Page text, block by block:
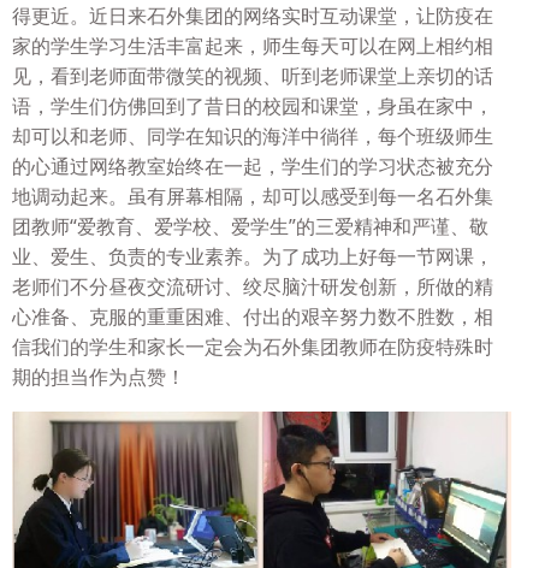
得更近。近日来石外集团的网络实时互动课堂，让防疫在
家的学生学习生活丰富起来，师生每天可以在网上相约相
见，看到老师面带微笑的视频、听到老师课堂上亲切的话
语，学生们仿佛回到了昔日的校园和课堂，身虽在家中，
却可以和老师、同学在知识的海洋中徜徉，每个班级师生
的心通过网络教室始终在一起，学生们的学习状态被充分
地调动起来。虽有屏幕相隔，却可以感受到每一名石外集
团教师“爱教育、爱学校、爱学生”的三爱精神和严谨、敬
业、爱生、负责的专业素养。为了成功上好每一节网课，
老师们不分昼夜交流研讨、绞尽脑汁研发创新，所做的精
心准备、克服的重重困难、付出的艰辛努力数不胜数，相
信我们的学生和家长一定会为石外集团教师在防疫特殊时
期的担当作为点赞！